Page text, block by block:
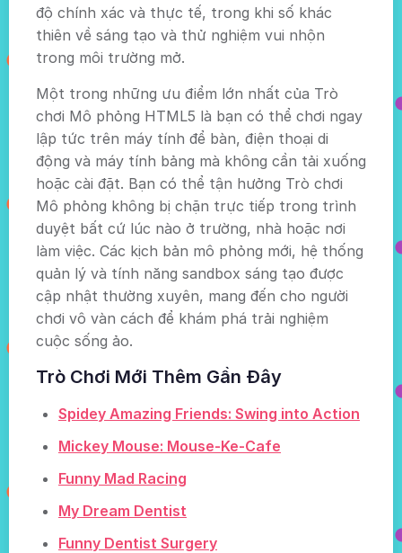
độ chính xác và thực tế, trong khi số khác
thiên về sáng tạo và thử nghiệm vui nhộn
trong môi trường mở.
Một trong những ưu điểm lớn nhất của Trò
chơi Mô phỏng HTML5 là bạn có thể chơi ngay
lập tức trên máy tính để bàn, điện thoại di
động và máy tính bảng mà không cần tải xuống
hoặc cài đặt. Bạn có thể tận hưởng Trò chơi
Mô phỏng không bị chặn trực tiếp trong trình
duyệt bất cứ lúc nào ở trường, nhà hoặc nơi
làm việc. Các kịch bản mô phỏng mới, hệ thống
quản lý và tính năng sandbox sáng tạo được
cập nhật thường xuyên, mang đến cho người
chơi vô vàn cách để khám phá trải nghiệm
cuộc sống ảo.
Trò Chơi Mới Thêm Gần Đây
Spidey Amazing Friends: Swing into Action
Mickey Mouse: Mouse-Ke-Cafe
Funny Mad Racing
My Dream Dentist
Funny Dentist Surgery